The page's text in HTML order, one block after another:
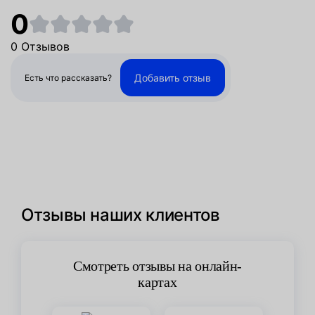
0
0 Отзывов
Есть что рассказать? Добавить отзыв
Отзывы наших клиентов
Смотреть отзывы на онлайн-
картах